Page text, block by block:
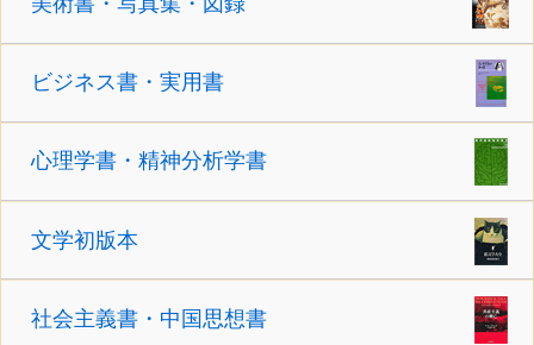
ビジネス書・実用書
心理学書・精神分析学書
文学初版本
社会主義書・中国思想書